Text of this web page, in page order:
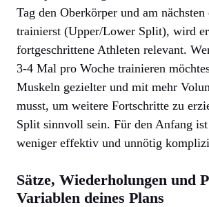
Tag den Oberkörper und am
trainierst (Upper/Lower Split), wird
fortgeschrittene Athleten relevant.
3-4 Mal pro Woche trainieren
Muskeln gezielter und mit mehr
musst, um weitere Fortschritte zu
Split sinnvoll sein. Für den Anfang ist
weniger effektiv und unnötig
Sätze, Wiederholungen und
Variablen deines Plans